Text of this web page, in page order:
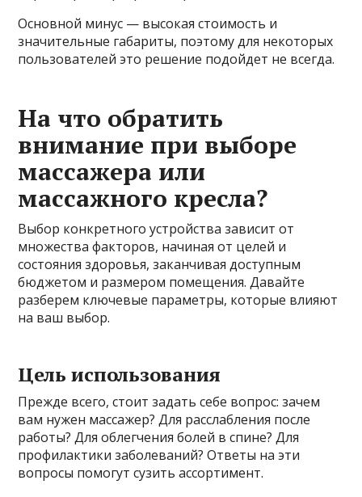
Основной минус — высокая стоимость и
значительные габариты, поэтому для некоторых
пользователей это решение подойдет не всегда.
На что обратить
внимание при выборе
массажера или
массажного кресла?
Выбор конкретного устройства зависит от
множества факторов, начиная от целей и
состояния здоровья, заканчивая доступным
бюджетом и размером помещения. Давайте
разберем ключевые параметры, которые влияют
на ваш выбор.
Цель использования
Прежде всего, стоит задать себе вопрос: зачем
вам нужен массажер? Для расслабления после
работы? Для облегчения болей в спине? Для
профилактики заболеваний? Ответы на эти
вопросы помогут сузить ассортимент.